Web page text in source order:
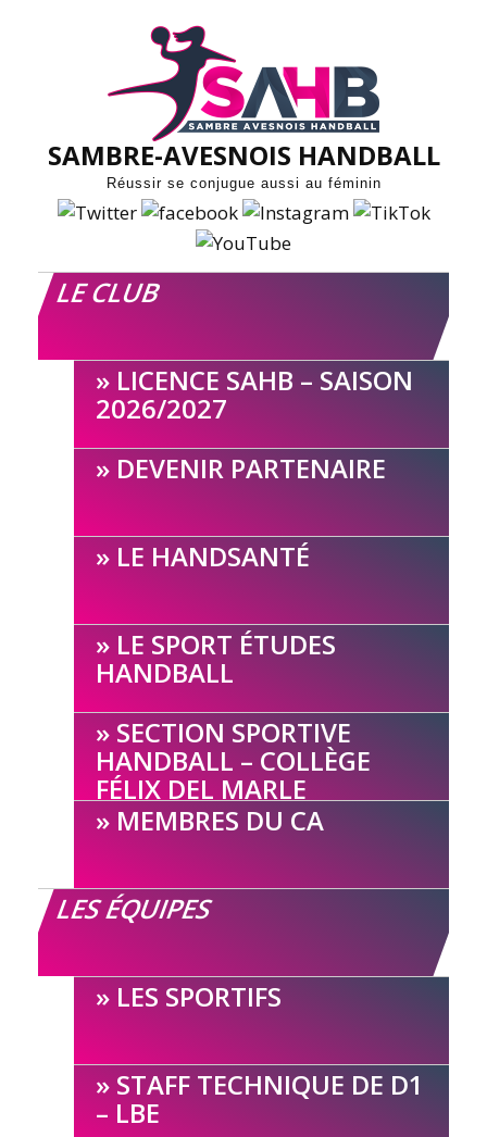
SAMBRE-AVESNOIS HANDBALL
Réussir se conjugue aussi au féminin
LE CLUB
LICENCE SAHB – SAISON
2026/2027
DEVENIR PARTENAIRE
LE HANDSANTÉ
LE SPORT ÉTUDES
HANDBALL
SECTION SPORTIVE
HANDBALL – COLLÈGE
FÉLIX DEL MARLE
MEMBRES DU CA
LES ÉQUIPES
LES SPORTIFS
STAFF TECHNIQUE DE D1
– LBE